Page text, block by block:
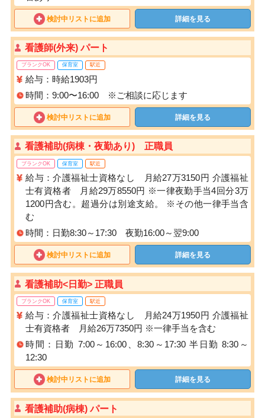
検討中リストに追加 詳細を見る
看護師(外来) パート
ブランクOK 保育室 駅近
給与：時給1903円
時間：9:00〜16:00 ※ご相談に応じます
検討中リストに追加 詳細を見る
看護補助(病棟・夜勤あり) 正職員
ブランクOK 保育室 駅近
給与：介護福祉士資格なし 月給27万3150円 介護福祉
士有資格者 月給29万8550円 ※一律夜勤手当4回分3万
1200円含む。超過分は別途支給。 ※その他一律手当含
む
時間：日勤8:30～17:30 夜勤16:00～翌9:00
検討中リストに追加 詳細を見る
看護補助<日勤> 正職員
ブランクOK 保育室 駅近
給与：介護福祉士資格なし 月給24万1950円 介護福祉
士有資格者 月給26万7350円 ※一律手当を含む
時間：日勤 7:00～16:00、8:30～17:30 半日勤 8:30～
12:30
検討中リストに追加 詳細を見る
看護補助(病棟) パート